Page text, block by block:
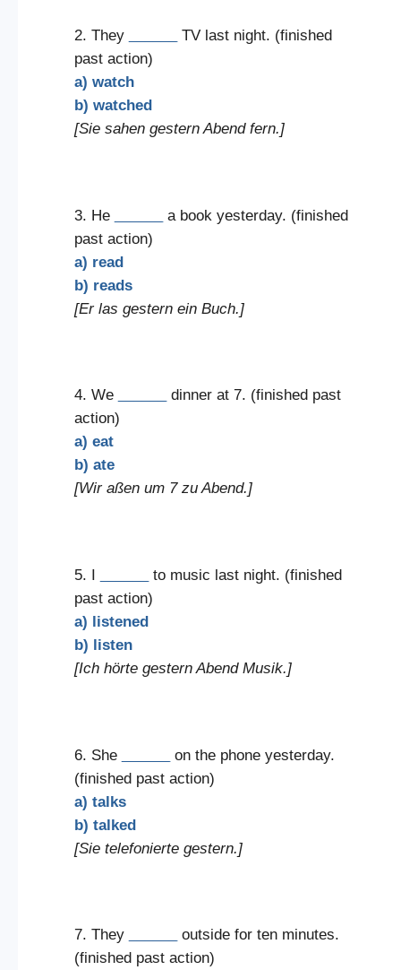
2. They
TV last night. (finished
past action)
a) watch
b) watched
[Sie sahen gestern Abend fern.]
3. He
a book yesterday. (finished
past action)
a) read
b) reads
[Er las gestern ein Buch.]
4. We
dinner at 7. (finished past
action)
a) eat
b) ate
[Wir aßen um 7 zu Abend.]
5. I
to music last night. (finished
past action)
a) listened
b) listen
[Ich hörte gestern Abend Musik.]
6. She
on the phone yesterday.
(finished past action)
a) talks
b) talked
[Sie telefonierte gestern.]
7. They
outside for ten minutes.
(finished past action)